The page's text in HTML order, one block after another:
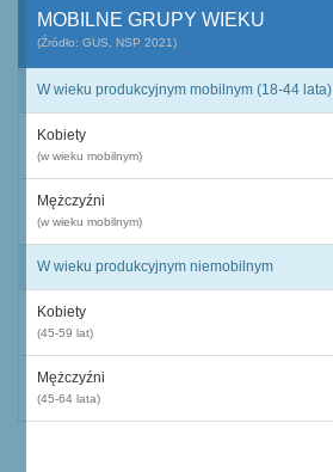
MOBILNE GRUPY WIEKU
(Źródło: GUS, NSP 2021)
W wieku produkcyjnym mobilnym (18-44 lata)
Kobiety
(w wieku mobilnym)
Mężczyźni
(w wieku mobilnym)
W wieku produkcyjnym niemobilnym
Kobiety
(45-59 lat)
Mężczyźni
(45-64 lata)